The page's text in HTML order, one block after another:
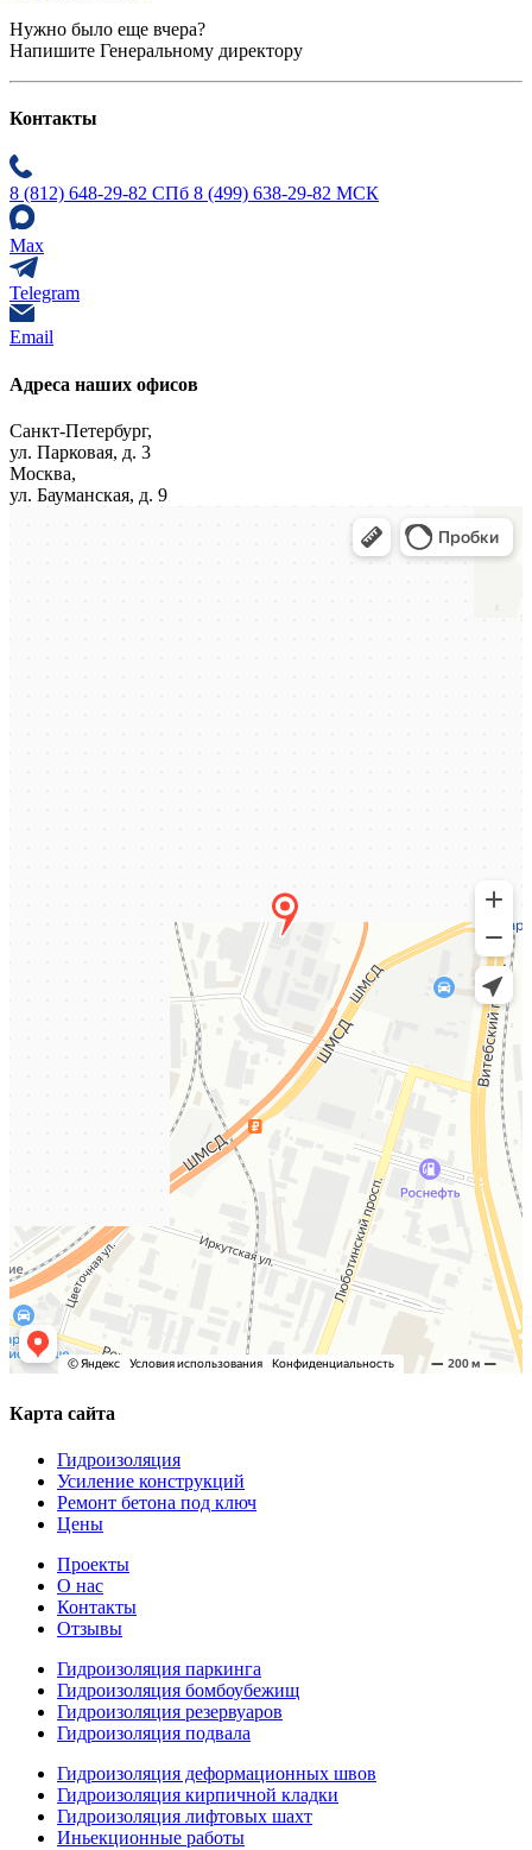
Нужно было еще вчера?
Напишите Генеральному директору
Контакты
8 (812) 648-29-82 СПб 8 (499) 638-29-82 МСК
Max
Telegram
Email
Адреса наших офисов
Санкт-Петербург,
ул. Парковая, д. 3
Москва,
ул. Бауманская, д. 9
Карта сайта
Гидроизоляция
Усиление конструкций
Ремонт бетона под ключ
Цены
Проекты
О нас
Контакты
Отзывы
Гидроизоляция паркинга
Гидроизоляция бомбоубежищ
Гидроизоляция резервуаров
Гидроизоляция подвала
Гидроизоляция деформационных швов
Гидроизоляция кирпичной кладки
Гидроизоляция лифтовых шахт
Иньекционные работы